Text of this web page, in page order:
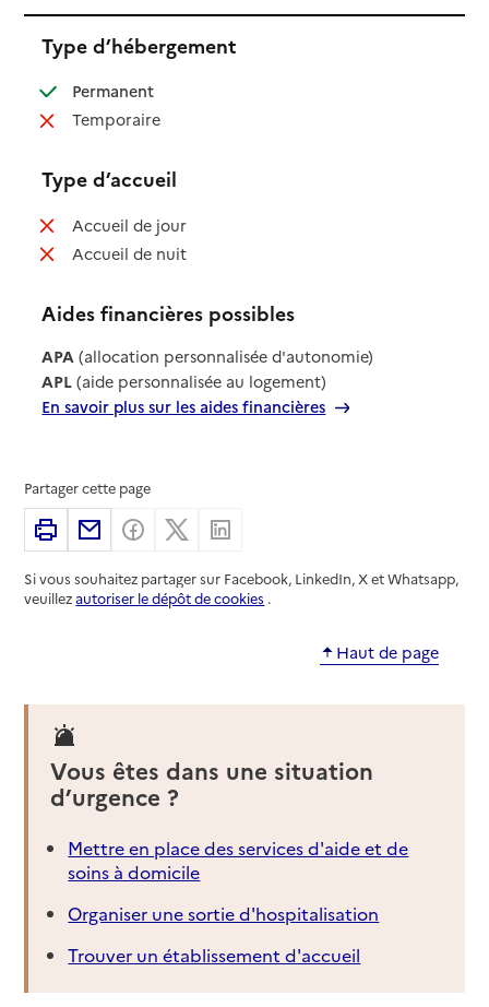
Type d’hébergement
Permanent: disponible
Temporaire: non disponible
Type d’accueil
Accueil de jour: non disponible
Accueil de nuit: non disponible
Aides financières possibles
APA (allocation personnalisée d'autonomie)
APL (aide personnalisée au logement)
En savoir plus sur les aides financières
Partager cette page
ImprimerPartager par email
Partager sur Facebook
Partager sur X
Si vous souhaitez partager sur Facebook, LinkedIn, X et Whatsapp,
veuillezautoriser le dépôt de cookies .
Haut de page
Vous êtes dans une situation
d’urgence ?
Mettre en place des services d'aide et de
soins à domicile
Organiser une sortie d'hospitalisation
Trouver un établissement d'accueil